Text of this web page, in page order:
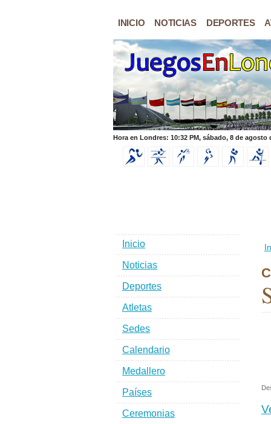
INICIO NOTICIAS DEPORTES
Hora en Londres: 10:32 PM, sábado, 8 de agosto
Inicio
Noticias
Deportes
Atletas
Sedes
Calendario
Medallero
Países
Ceremonias